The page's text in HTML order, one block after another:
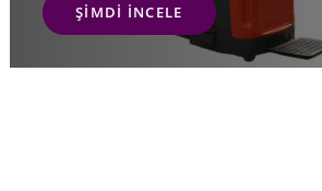
ŞIMDI İNCELE